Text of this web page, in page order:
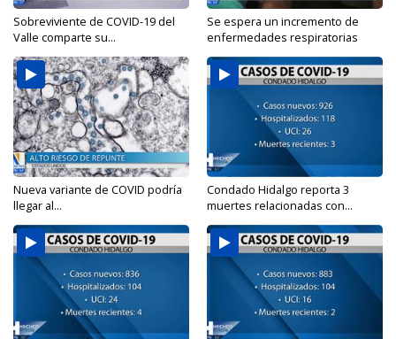
Sobreviviente de COVID-19 del
Valle comparte su...
Se espera un incremento de
enfermedades respiratorias
Nueva variante de COVID podría
llegar al...
Condado Hidalgo reporta 3
muertes relacionadas con...